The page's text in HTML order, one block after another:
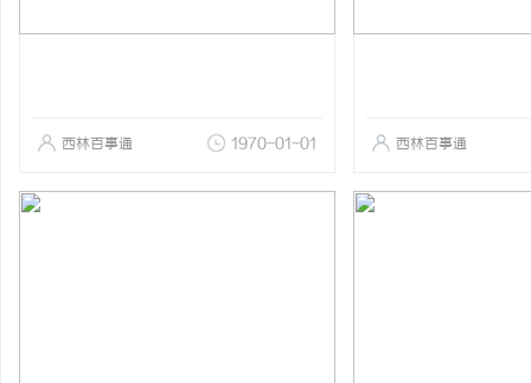
西林百事通 1970-01-01 西林百事通